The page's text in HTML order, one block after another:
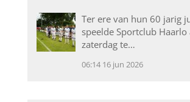
Ter ere van hun 60 jarig
speelde Sportclub Haarlo
zaterdag te…
06:14 16 jun 2026